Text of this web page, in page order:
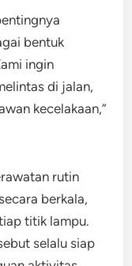
bentuk
ingin
di jalan,
kecelakaan,”
rutin
berkala,
titik lampu.
selalu siap